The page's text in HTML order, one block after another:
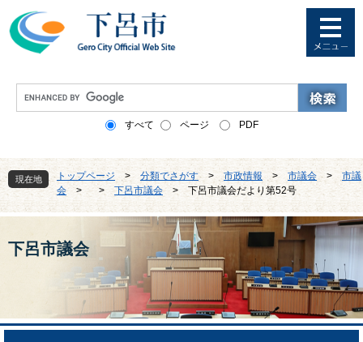
ー
ニ
本
文
へ
e
カ
ス
タ
検
索
すべて ページ PDF
現在地 トップページ > 分類でさがす > 市政情報 > 市議会 >
市議
会
> > 下呂市議会 > 下呂市議会だより第52号
下呂市議会
本